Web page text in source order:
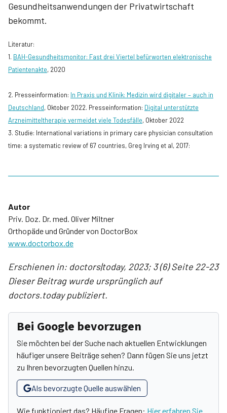
Gesundheitsanwendungen der Privatwirtschaft
bekommt.
Literatur:
1. BAH-Gesundheitsmonitor: Fast drei Viertel befürworten elektronische
Patientenakte, 2020
2. Presseinformation: In Praxis und Klinik: Medizin wird digitaler – auch in
Deutschland, Oktober 2022. Presseinformation: Digital unterstützte
Arzneimitteltherapie vermeidet viele Todesfälle, Oktober 2022
3. Studie: International variations in primary care physician consultation
time: a systematic review of 67 countries, Greg Irving et al, 2017:
Autor
Priv. Doz. Dr. med. Oliver Miltner
Orthopäde und Gründer von DoctorBox
www.doctorbox.de
Erschienen in: doctors|today, 2023; 3 (6) Seite 22-23
Dieser Beitrag wurde ursprünglich auf
doctors.today publiziert.
Bei Google bevorzugen
Sie möchten bei der Suche nach aktuellen Entwicklungen
häufiger unsere Beiträge sehen? Dann fügen Sie uns jetzt
zu Ihren bevorzugten Quellen hinzu.
Als bevorzugte Quelle auswählen
Wie funktioniert das? Häufige Fragen: Hier erfahren Sie